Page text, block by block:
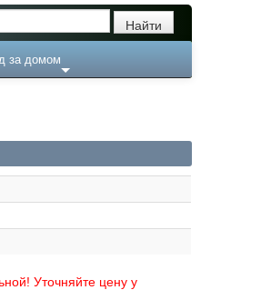
за домом
Уточняйте цену у